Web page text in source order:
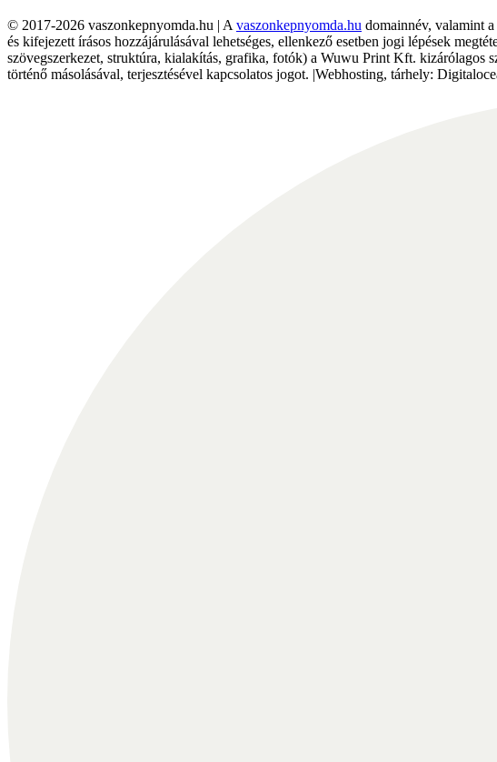
© 2017-2026 vaszonkepnyomda.hu | A vaszonkepnyomda.hu domainnév, valamint
és kifejezett írásos hozzájárulásával lehetséges, ellenkező esetben jogi lépések
szövegszerkezet, struktúra, kialakítás, grafika, fotók) a Wuwu Print Kft.
történő másolásával, terjesztésével kapcsolatos jogot. |Webhosting, tárhely: